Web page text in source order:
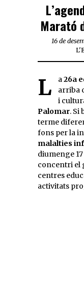
Marató
16 de
La26a
arriba
i
Palomar. Si
terme
fons per la
malalties
diumenge
concentri el
centres
activitats